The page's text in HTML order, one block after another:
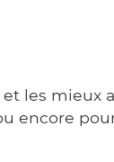
les mieux
encore